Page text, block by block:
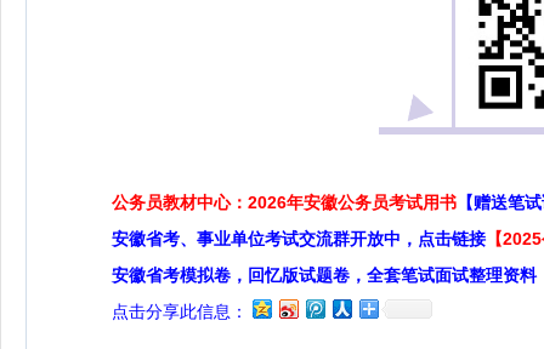
公务员教材中心：2026年安徽公务员考试用书 【赠送笔
安徽省考、事业单位考试交流群开放中，点击链接 【
安徽省考模拟卷，回忆版试题卷，全套笔试面试整理资料
点击分享此信息：